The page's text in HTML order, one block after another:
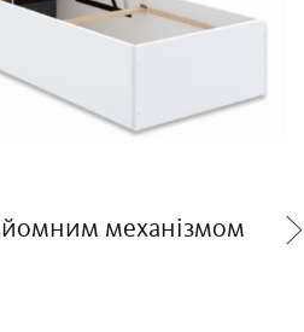
механізмом